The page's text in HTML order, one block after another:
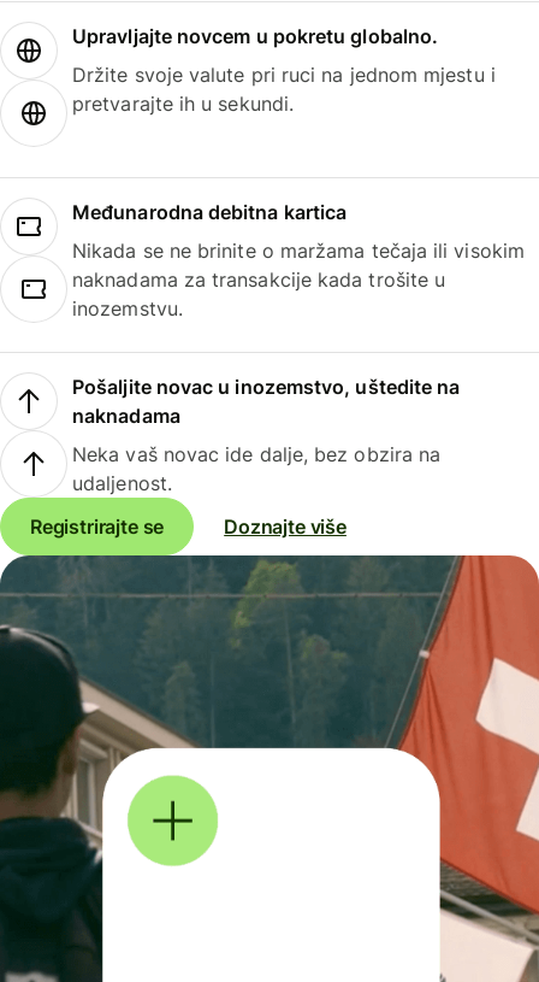
Upravljajte novcem u pokretu globalno.
Držite svoje valute pri ruci na jednom mjestu i
pretvarajte ih u sekundi.
Međunarodna debitna kartica
Nikada se ne brinite o maržama tečaja ili visokim
naknadama za transakcije kada trošite u
inozemstvu.
Pošaljite novac u inozemstvo, uštedite na
naknadama
Neka vaš novac ide dalje, bez obzira na
udaljenost.
Registrirajte se
Doznajte više